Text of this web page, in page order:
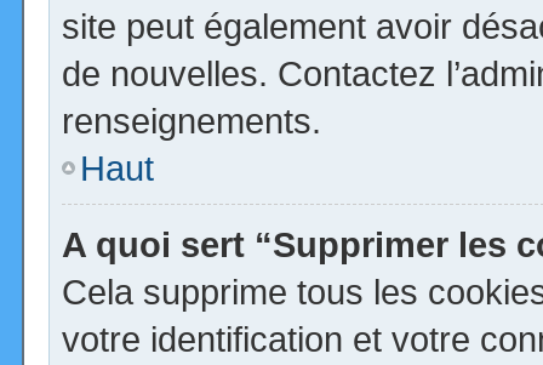
site peut également avoir
de nouvelles. Contactez
renseignements.
Haut
A quoi sert “Supprimer les
Cela supprime tous les
votre identification et votre